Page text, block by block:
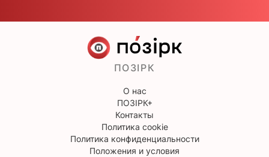
ПОЗІРК
О нас
ПОЗІРК+
Контакты
Политика cookie
Политика конфиденциальности
Положения и условия